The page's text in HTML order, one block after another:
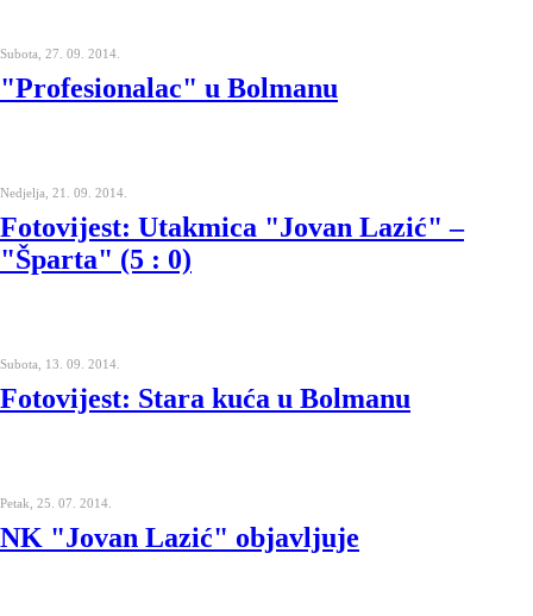
Subota, 27. 09. 2014.
"Profesionalac" u Bolmanu
Nedjelja, 21. 09. 2014.
Fotovijest: Utakmica "Jovan Lazić" –
"Šparta" (5 : 0)
Subota, 13. 09. 2014.
Fotovijest: Stara kuća u Bolmanu
Petak, 25. 07. 2014.
NK "Jovan Lazić" objavljuje